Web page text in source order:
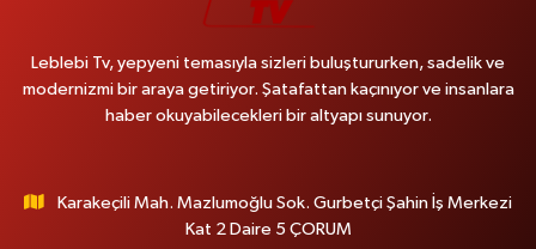
Leblebi Tv, yepyeni temasıyla sizleri buluştururken, sadelik ve
modernizmi bir araya getiriyor. Şatafattan kaçınıyor ve insanlara
haber okuyabilecekleri bir altyapı sunuyor.
Karakeçili Mah. Mazlumoğlu Sok. Gurbetçi Şahin İş Merkezi
Kat 2 Daire 5 ÇORUM